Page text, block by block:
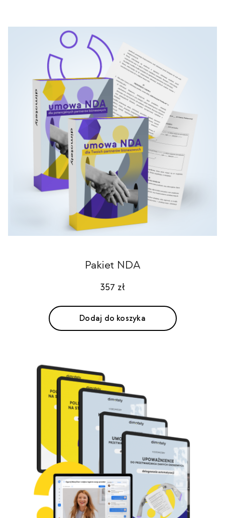
Pakiet NDA
357 zł
Dodaj do koszyka